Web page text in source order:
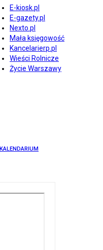
E-kiosk.pl
E-gazety.pl
Nexto.pl
Mała księgowość
Kancelarierp.pl
Wieści Rolnicze
Życie Warszawy
KALENDARIUM